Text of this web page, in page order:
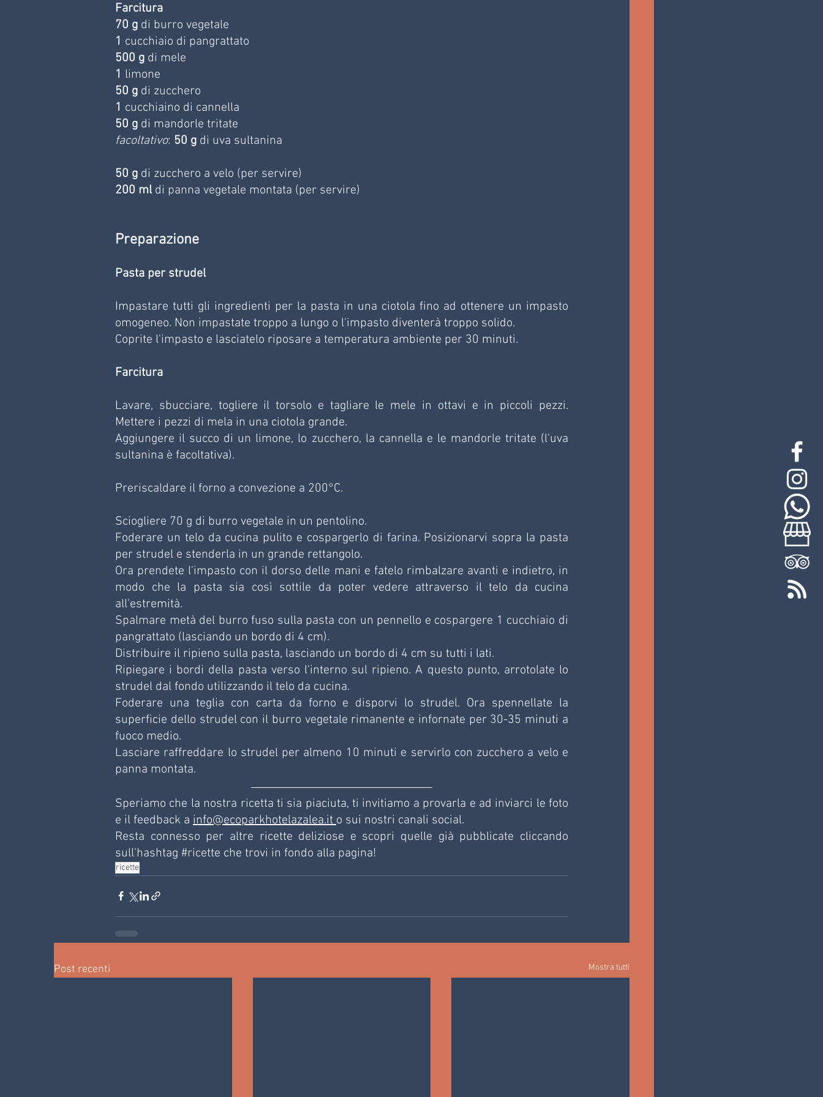
Farcitura
70 g di burro vegetale
1 cucchiaio di pangrattato
500 g di mele
1 limone
50 g di zucchero
1 cucchiaino di cannella
50 g di mandorle tritate
facoltativo: 50 g di uva sultanina
50 g di zucchero a velo (per servire)
200 ml di panna vegetale montata (per servire)
Preparazione
Pasta per strudel
Impastare tutti gli ingredienti per la pasta in una ciotola fino ad ottenere un impasto
omogeneo. Non impastate troppo a lungo o l'impasto diventerà troppo solido.
Coprite l'impasto e lasciatelo riposare a temperatura ambiente per 30 minuti.
Farcitura
Lavare, sbucciare, togliere il torsolo e tagliare le mele in ottavi e in piccoli pezzi.
Mettere i pezzi di mela in una ciotola grande.
Aggiungere il succo di un limone, lo zucchero, la cannella e le mandorle tritate (l'uva
sultanina è facoltativa).
Preriscaldare il forno a convezione a 200°C.
Sciogliere 70 g di burro vegetale in un pentolino.
Foderare un telo da cucina pulito e cospargerlo di farina. Posizionarvi sopra la pasta
per strudel e stenderla in un grande rettangolo.
Ora prendete l'impasto con il dorso delle mani e fatelo rimbalzare avanti e indietro, in
modo che la pasta sia così sottile da poter vedere attraverso il telo da cucina
all'estremità.
Spalmare metà del burro fuso sulla pasta con un pennello e cospargere 1 cucchiaio di
pangrattato (lasciando un bordo di 4 cm).
Distribuire il ripieno sulla pasta, lasciando un bordo di 4 cm su tutti i lati.
Ripiegare i bordi della pasta verso l'interno sul ripieno. A questo punto, arrotolate lo
strudel dal fondo utilizzando il telo da cucina.
Foderare una teglia con carta da forno e disporvi lo strudel. Ora spennellate la
superficie dello strudel con il burro vegetale rimanente e infornate per 30-35 minuti a
fuoco medio.
Lasciare raffreddare lo strudel per almeno 10 minuti e servirlo con zucchero a velo e
panna montata.
Speriamo che la nostra ricetta ti sia piaciuta, ti invitiamo a provarla e ad inviarci le foto
e il feedback a info@ecoparkhotelazalea.it o sui nostri canali social.
Resta connesso per altre ricette deliziose e scopri quelle già pubblicate cliccando
sull'hashtag #ricette che trovi in fondo alla pagina!
ricette
Post recenti Mostra tutti